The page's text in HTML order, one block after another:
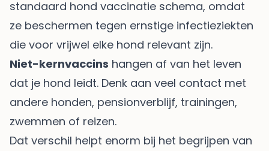
standaard hond vaccinatie schema, omdat
ze beschermen tegen ernstige infectieziekten
die voor vrijwel elke hond relevant zijn.
Niet-kernvaccins hangen af van het leven
dat je hond leidt. Denk aan veel contact met
andere honden, pensionverblijf, trainingen,
zwemmen of reizen.
Dat verschil helpt enorm bij het begrijpen van